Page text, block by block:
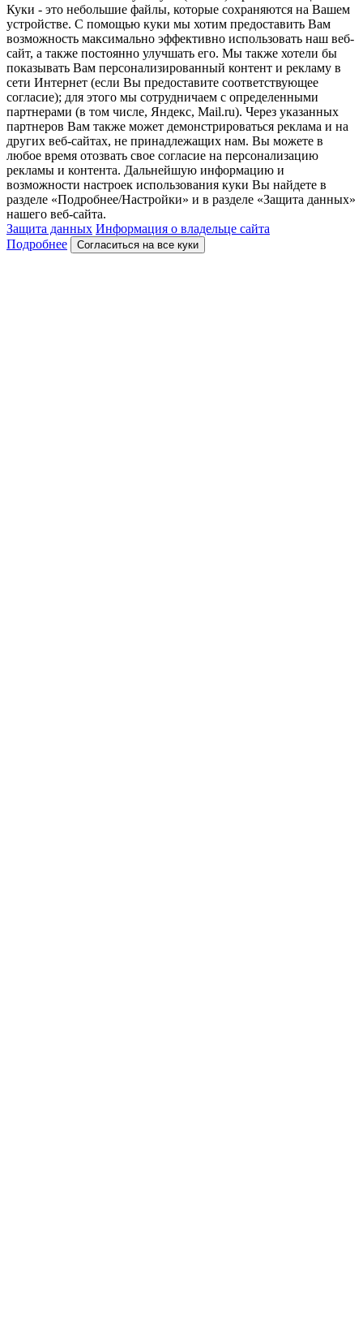
Куки - это небольшие файлы, которые сохраняются на Вашем
устройстве. С помощью куки мы хотим предоставить Вам
возможность максимально эффективно использовать наш веб-
сайт, а также постоянно улучшать его. Мы также хотели бы
показывать Вам персонализированный контент и рекламу в
сети Интернет (если Вы предоставите соответствующее
согласие); для этого мы сотрудничаем с определенными
партнерами (в том числе, Яндекс, Mail.ru). Через указанных
партнеров Вам также может демонстрироваться реклама и на
других веб-сайтах, не принадлежащих нам. Вы можете в
любое время отозвать свое согласие на персонализацию
рекламы и контента. Дальнейшую информацию и
возможности настроек использования куки Вы найдете в
разделе «Подробнее/Настройки» и в разделе «Защита данных»
нашего веб-сайта.
Защита данных Информация о владельце сайта
Подробнее
Согласиться на все куки